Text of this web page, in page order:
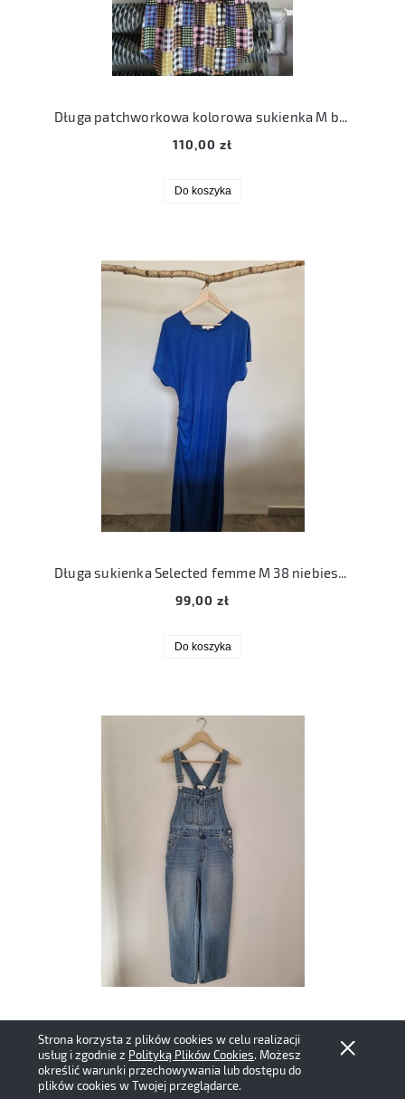
Strona korzysta z plików cookies w celu realizacji
usług i zgodnie z Polityką Plików Cookies. Możesz
określić warunki przechowywania lub dostępu do
plików cookies w Twojej przeglądarce.
Długa patchworkowa kolorowa sukienka M becksondergaard bawełna 38 z kieszeniami
110,00 zł
Do koszyka
99,00 zł
Do koszyka
75,00 zł